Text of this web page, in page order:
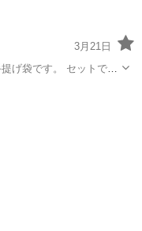
3月21日
げ袋です。 セットでの